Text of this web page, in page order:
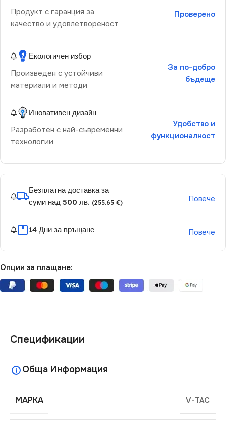
Продукт с гаранция за
качество и удовлетвореност
Проверено
Екологичен избор
Произведен с устойчиви
материали и методи
За по-добро
бъдеще
Иновативен дизайн
Разработен с най-съвременни
технологии
Удобство и
функционалност
Безплатна доставка за
суми над 500 лв. (255.65 €) Повече
14 Дни за връщане Повече
Опции за плащане:
Спецификации
Обща Информация
МАРКА V-TAC